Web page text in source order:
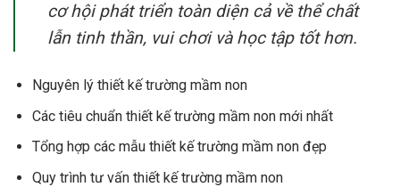
cơ hội phát triển toàn diện cả về thể chất
lẫn tinh thần, vui chơi và học tập tốt hơn.
Nguyên lý thiết kế trường mầm non
Các tiêu chuẩn thiết kế trường mầm non mới nhất
Tổng hợp các mẫu thiết kế trường mầm non đẹp
Quy trình tư vấn thiết kế trường mầm non